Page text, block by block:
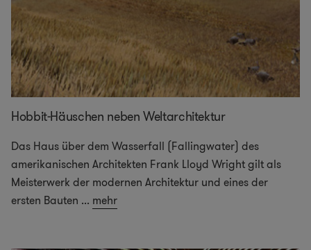
Hobbit-Häuschen neben Weltarchitektur
Das Haus über dem Wasserfall (Fallingwater) des
amerikanischen Architekten Frank Lloyd Wright gilt als
Meisterwerk der modernen Architektur und eines der
ersten Bauten ... mehr